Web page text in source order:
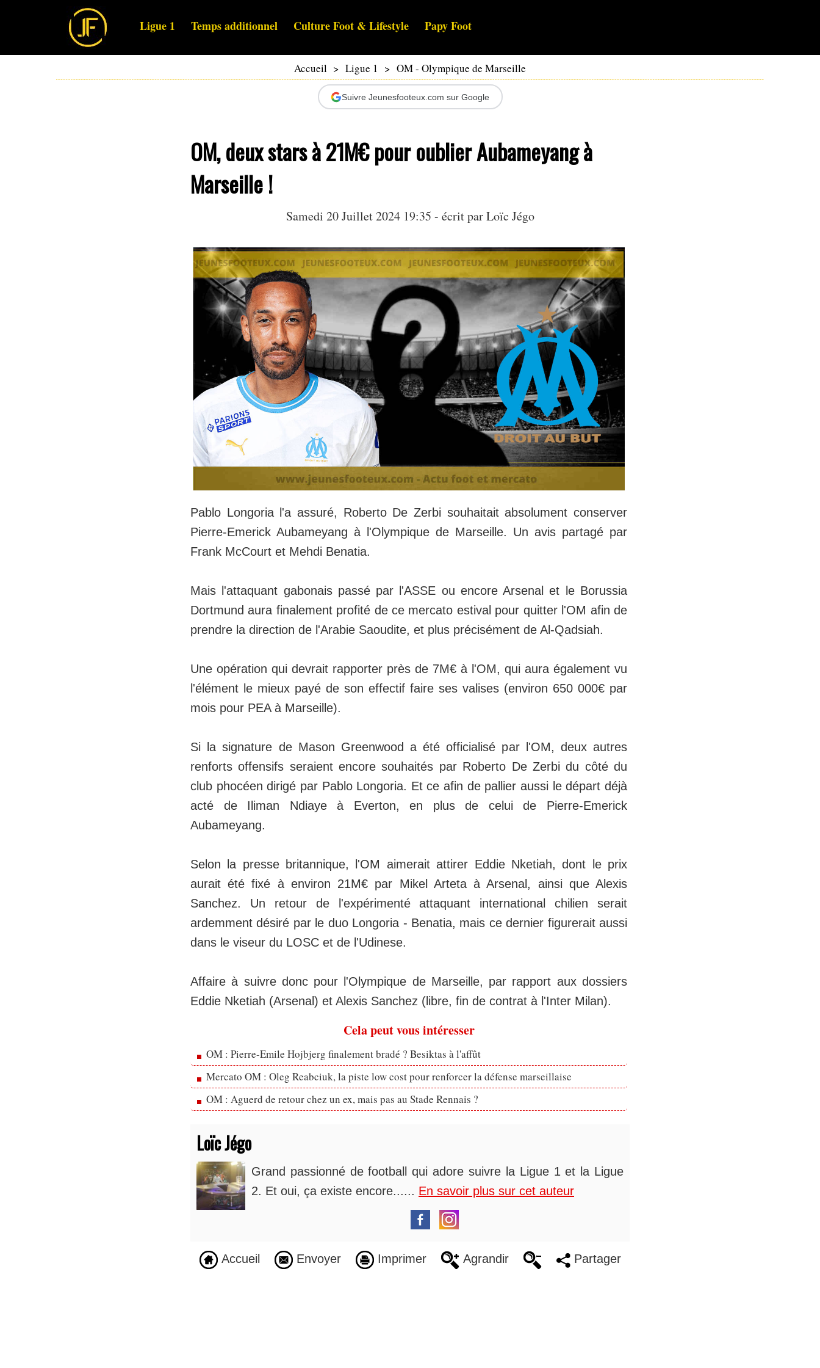
Ligue 1 Temps additionnel Culture Foot & Lifestyle Papy Foot
Accueil > Ligue 1 > OM - Olympique de Marseille
Suivre Jeunesfooteux.com sur Google
OM, deux stars à 21M€ pour oublier Aubameyang à
Marseille !
Samedi 20 Juillet 2024 19:35 - écrit parLoïc Jégo
Pablo Longoria l'a assuré, Roberto De Zerbi souhaitait absolument conserver
Pierre-Emerick Aubameyang à l'Olympique de Marseille. Un avis partagé par
Frank McCourt et Mehdi Benatia.
Mais l'attaquant gabonais passé par l'ASSE ou encore Arsenal et le Borussia
Dortmund aura finalement profité de ce mercato estival pour quitter l'OM afin de
prendre la direction de l'Arabie Saoudite, et plus précisément de Al-Qadsiah.
Une opération qui devrait rapporter près de 7M€ à l'OM, qui aura également vu
l'élément le mieux payé de son effectif faire ses valises (environ 650 000€ par
mois pour PEA à Marseille).
Si la signature de Mason Greenwood a été officialisé par l'OM, deux autres
renforts offensifs seraient encore souhaités par Roberto De Zerbi du côté du
club phocéen dirigé par Pablo Longoria. Et ce afin de pallier aussi le départ déjà
acté de Iliman Ndiaye à Everton, en plus de celui de Pierre-Emerick
Aubameyang.
Selon la presse britannique, l'OM aimerait attirer Eddie Nketiah, dont le prix
aurait été fixé à environ 21M€ par Mikel Arteta à Arsenal, ainsi que Alexis
Sanchez. Un retour de l'expérimenté attaquant international chilien serait
ardemment désiré par le duo Longoria - Benatia, mais ce dernier figurerait aussi
dans le viseur du LOSC et de l'Udinese.
Affaire à suivre donc pour l'Olympique de Marseille, par rapport aux dossiers
Eddie Nketiah (Arsenal) et Alexis Sanchez (libre, fin de contrat à l'Inter Milan).
Cela peut vous intéresser
OM : Pierre-Emile Hojbjerg finalement bradé ? Besiktas à l'affût
Mercato OM : Oleg Reabciuk, la piste low cost pour renforcer la défense marseillaise
OM : Aguerd de retour chez un ex, mais pas au Stade Rennais ?
Loïc Jégo
Grand passionné de football qui adore suivre la Ligue 1 et la Ligue
2. Et oui, ça existe encore...... En savoir plus sur cet auteur
Accueil Envoyer Imprimer Agrandir Partager